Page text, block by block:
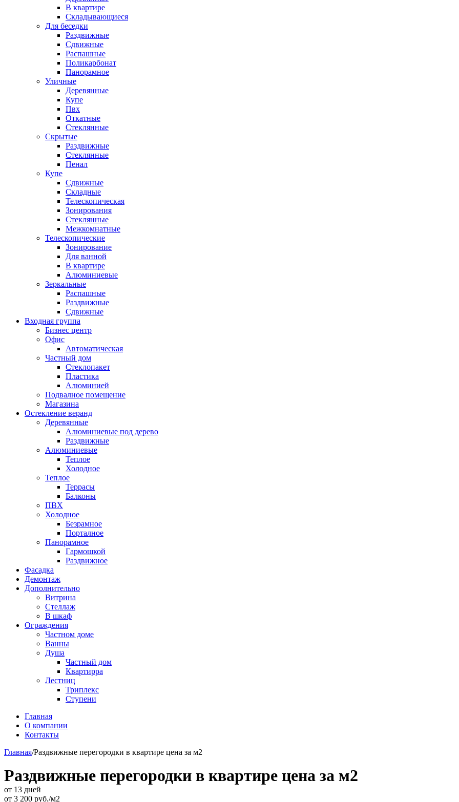
В квартире
Складывающиеся
Для беседки
Раздвижные
Сдвижные
Распашные
Поликарбонат
Панорамное
Уличные
Деревянные
Купе
Пвх
Откатные
Стеклянные
Скрытые
Раздвижные
Стеклянные
Пенал
Купе
Сдвижные
Складные
Телескопическая
Зонирования
Стеклянные
Межкомнатные
Телескопические
Зонирование
Для ванной
В квартире
Алюминиевые
Зеркальные
Распашные
Раздвижные
Сдвижные
Входная группа
Бизнес центр
Офис
Автоматическая
Частный дом
Стеклопакет
Пластика
Алюминией
Подвалное помещение
Магазина
Остекление веранд
Деревянные
Алюминиевые под дерево
Раздвижные
Алюминиевые
Теплое
Холодное
Теплое
Террасы
Балконы
ПВХ
Холодное
Безрамное
Порталное
Панорамное
Гармошкой
Раздвижное
Фасадка
Демонтаж
Дополнительно
Витрина
Стеллаж
В шкаф
Ограждения
Частном доме
Ванны
Душа
Частный дом
Квартирра
Лестниц
Триплекс
Ступени
Главная
О компании
Контакты
Главная/Раздвижные перегородки в квартире цена за м2
Раздвижные перегородки в квартире цена за м2
от 13 дней
от 3 200 руб./м2